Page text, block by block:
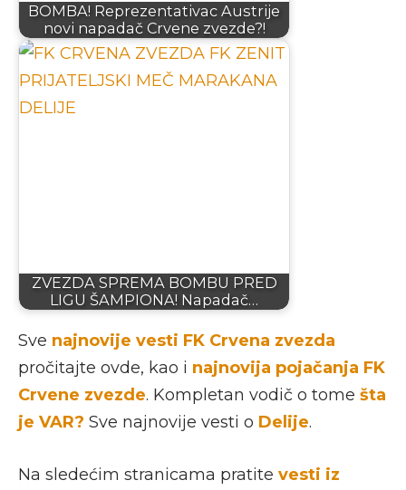
BOMBA! Reprezentativac Austrije
novi napadač Crvene zvezde?!
ZVEZDA SPREMA BOMBU PRED
LIGU ŠAMPIONA! Napadač…
Sve najnovije vesti FK Crvena zvezda
pročitajte ovde, kao i najnovija pojačanja FK
Crvene zvezde. Kompletan vodič o tome šta
je VAR? Sve najnovije vesti o Delije.
Na sledećim stranicama pratite vesti iz